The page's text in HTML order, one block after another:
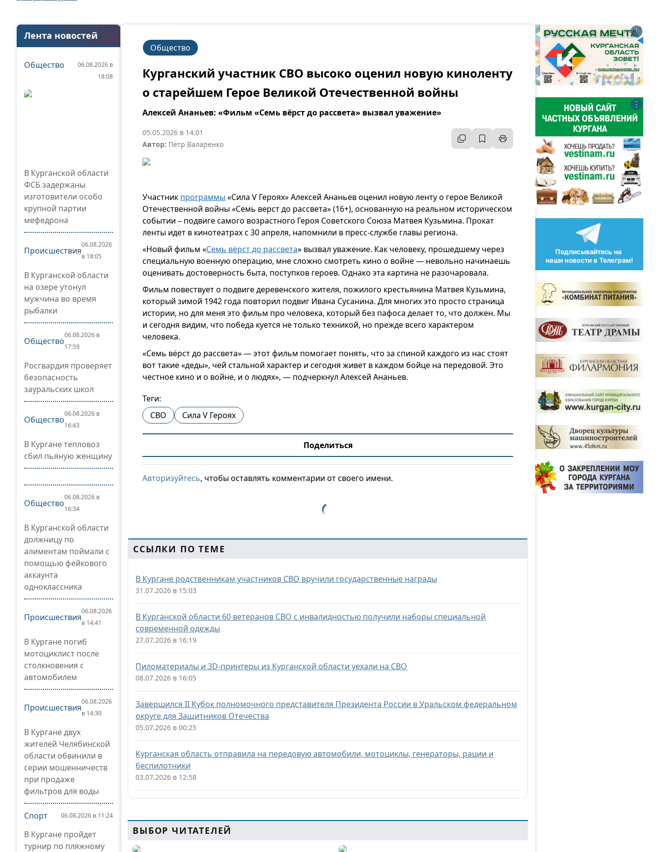
Лента новостей
Общество
06.08.2026 в
18:08
В Курганской области
ФСБ задержаны
изготовители особо
крупной партии
мефедрона
Происшествия
06.08.2026
в 18:05
В Курганской области
на озере утонул
мужчина во время
рыбалки
Общество
06.08.2026 в
17:59
Росгвардия проверяет
безопасность
зауральских школ
Общество
06.08.2026 в
16:43
В Кургане тепловоз
сбил пьяную женщину
Общество
06.08.2026 в
16:34
В Курганской области
должницу по
алиментам поймали с
помощью фейкового
аккаунта
одноклассника
Происшествия
06.08.2026
в 14:41
В Кургане погиб
мотоциклист после
столкновения с
автомобилем
Происшествия
06.08.2026
в 14:30
В Кургане двух
жителей Челябинской
области обвинили в
серии мошенничеств
при продаже
фильтров для воды
Спорт 06.08.2026 в 11:24
В Кургане пройдет
турнир по пляжному
Общество
Курганский участник СВО высоко оценил новую киноленту
о старейшем Герое Великой Отечественной войны
Алексей Ананьев: «Фильм «Семь вёрст до рассвета» вызвал уважение»
05.05.2026 в 14:01
Автор: Пётр Валаренко
Участник программы «Сила V Героях» Алексей Ананьев оценил новую ленту о герое Великой
Отечественной войны «Семь верст до рассвета» (16+), основанную на реальном историческом
событии – подвиге самого возрастного Героя Советского Союза Матвея Кузьмина. Прокат
ленты идет в кинотеатрах с 30 апреля, напомнили в пресс-службе главы региона.
«Новый фильм «Семь вёрст до рассвета» вызвал уважение. Как человеку, прошедшему через
специальную военную операцию, мне сложно смотреть кино о войне — невольно начинаешь
оценивать достоверность быта, поступков героев. Однако эта картина не разочаровала.
Фильм повествует о подвиге деревенского жителя, пожилого крестьянина Матвея Кузьмина,
который зимой 1942 года повторил подвиг Ивана Сусанина. Для многих это просто страница
истории, но для меня это фильм про человека, который без пафоса делает то, что должен. Мы
и сегодня видим, что победа куется не только техникой, но прежде всего характером
человека.
«Семь вёрст до рассвета» — этот фильм помогает понять, что за спиной каждого из нас стоят
вот такие «деды», чей стальной характер и сегодня живет в каждом бойце на передовой. Это
честное кино и о войне, и о людях», — подчеркнул Алексей Ананьев.
Теги:
СВО
Сила V Героях
Поделиться
Авторизуйтесь, чтобы оставлять комментарии от своего имени.
ССЫЛКИ ПО ТЕМЕ
В Кургане родственникам участников СВО вручили государственные награды
31.07.2026 в 15:03
В Курганской области 60 ветеранов СВО с инвалидностью получили наборы специальной
современной одежды
27.07.2026 в 16:19
Пиломатериалы и 3D-принтеры из Курганской области уехали на СВО
08.07.2026 в 16:05
Завершился II Кубок полномочного представителя Президента России в Уральском федеральном
округе для Защитников Отечества
05.07.2026 в 00:25
Курганская область отправила на передовую автомобили, мотоциклы, генераторы, рации и
беспилотники
03.07.2026 в 12:58
ВЫБОР ЧИТАТЕЛЕЙ
⋮
⋮